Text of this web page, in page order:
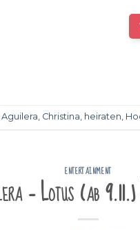
Aguilera, Christina, heiraten,
ENTERTAINMENT
– Lotus (ab